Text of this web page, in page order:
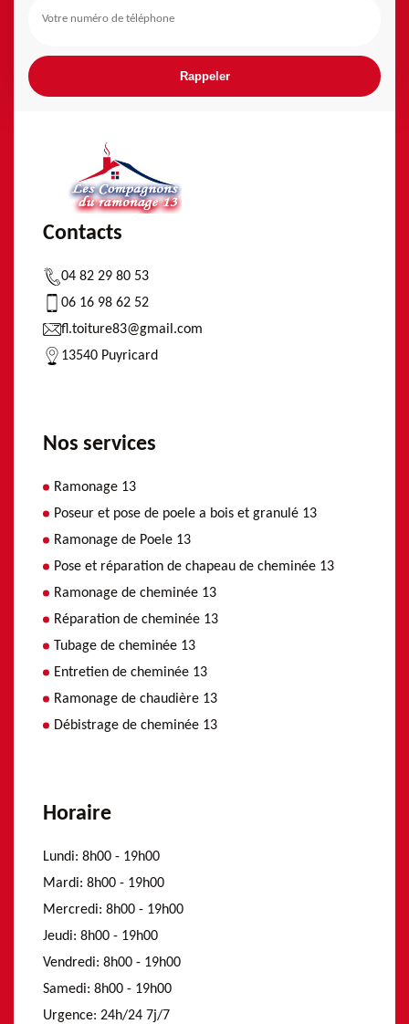
Contacts
04 82 29 80 53
06 16 98 62 52
fl.toiture83@gmail.com
13540 Puyricard
Nos services
Ramonage 13
Poseur et pose de poele a bois et granulé 13
Ramonage de Poele 13
Pose et réparation de chapeau de cheminée 13
Ramonage de cheminée 13
Réparation de cheminée 13
Tubage de cheminée 13
Entretien de cheminée 13
Ramonage de chaudière 13
Débistrage de cheminée 13
Horaire
Lundi: 8h00 - 19h00
Mardi: 8h00 - 19h00
Mercredi: 8h00 - 19h00
Jeudi: 8h00 - 19h00
Vendredi: 8h00 - 19h00
Samedi: 8h00 - 19h00
Urgence: 24h/24 7j/7